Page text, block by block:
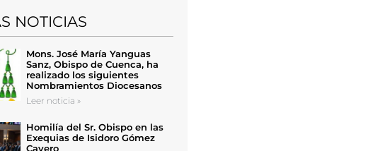
NOTICIAS
Mons. José María Yanguas
Sanz, Obispo de Cuenca, ha
realizado los siguientes
Nombramientos Diocesanos
Leer noticia »
Homilía del Sr. Obispo en las
Exequias de Isidoro Gómez
Cavero